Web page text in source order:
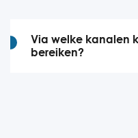
Via welke kanalen
bereiken?